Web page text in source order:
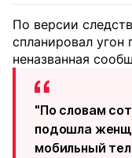
По версии
спланировал угон
неназванная
"По словам
подошла
мобильный